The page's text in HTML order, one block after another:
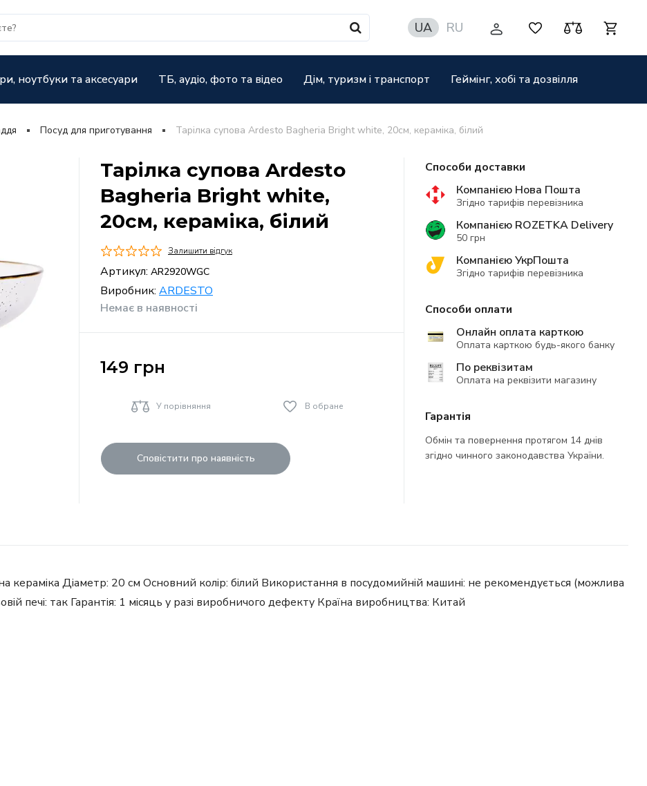
UA RU
ноутбуки та аксесуари ТБ, аудіо, фото та відео Дім, туризм і транспорт Геймінг, хобі та дозвілля
Посуд для приготування Тарілка супова Ardesto Bagheria Bright white, 20см, кераміка, білий
Тарілка супова Ardesto
Bagheria Bright white,
20см, кераміка, білий
Залишити відгук
Артикул: AR2920WGC
Виробник: ARDESTO
Немає в наявності
149 грн
У порівняння В обране
Сповістити про наявність
Способи доставки
Компанією Нова Пошта
Згідно тарифів перевізника
Компанією ROZETKA Delivery
50 грн
Компанією УкрПошта
Згідно тарифів перевізника
Способи оплати
Онлайн оплата карткою
Оплата карткою будь-якого банку
По реквізитам
Оплата на реквізити магазину
Гарантія
Обмін та повернення протягом 14 днів
згідно чинного законодавства України.
кераміка Діаметр: 20 см Основний колір: білий Використання в посудомийній машині: не рекомендується (можлива
печі: так Гарантія: 1 місяць у разі виробничого дефекту Країна виробництва: Китай